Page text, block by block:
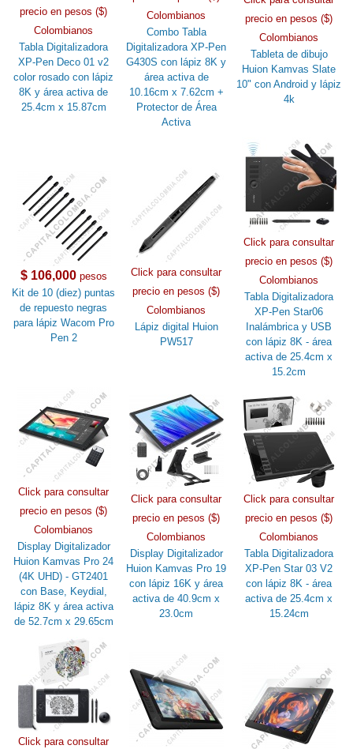
precio en pesos ($)
Colombianos
Tabla Digitalizadora
XP-Pen Deco 01 v2
color rosado con lápiz
8K y área activa de
25.4cm x 15.87cm
Colombianos
Combo Tabla
Digitalizadora XP-Pen
G430S con lápiz 8K y
área activa de
10.16cm x 7.62cm +
Protector de Área
Activa
precio en pesos ($)
Colombianos
Tableta de dibujo
Huion Kamvas Slate
10" con Android y lápiz
4k
$ 106,000pesos
Kit de 10 (diez) puntas
de repuesto negras
para lápiz Wacom Pro
Pen 2
Click para consultar
precio en pesos ($)
Colombianos
Lápiz digital Huion
PW517
Click para consultar
precio en pesos ($)
Colombianos
Tabla Digitalizadora
XP-Pen Star06
Inalámbrica y USB
con lápiz 8K - área
activa de 25.4cm x
15.2cm
Click para consultar
precio en pesos ($)
Colombianos
Display Digitalizador
Huion Kamvas Pro 24
(4K UHD) - GT2401
con Base, Keydial,
lápiz 8K y área activa
de 52.7cm x 29.65cm
Click para consultar
precio en pesos ($)
Colombianos
Display Digitalizador
Huion Kamvas Pro 19
con lápiz 16K y área
activa de 40.9cm x
23.0cm
Click para consultar
precio en pesos ($)
Colombianos
Tabla Digitalizadora
XP-Pen Star 03 V2
con lápiz 8K - área
activa de 25.4cm x
15.24cm
Click para consultar